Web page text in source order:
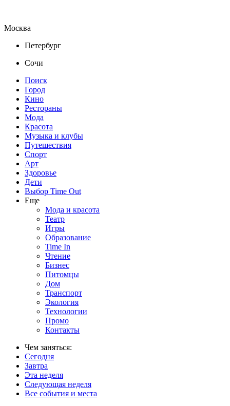
Москва
Петербург
Сочи
Поиск
Город
Кино
Рестораны
Мода
Красота
Музыка и клубы
Путешествия
Спорт
Арт
Здоровье
Дети
Выбор Time Out
Еще
Мода и красота
Театр
Игры
Образование
Time In
Чтение
Бизнес
Питомцы
Дом
Транспорт
Экология
Технологии
Промо
Контакты
Чем заняться:
Сегодня
Завтра
Эта неделя
Следующая неделя
Все события и места